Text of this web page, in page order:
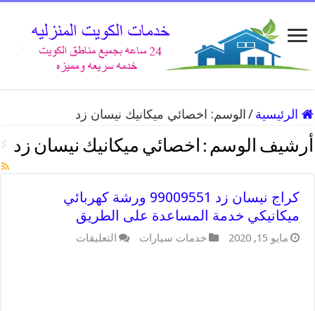
الرئيسية / الوسم: اخصائي ميكانيك نيسان زد
أرشيف الوسم : اخصائي ميكانيك نيسان زد
كراج نيسان زد 99009551 ورشة كهربائي
ميكانيكي خدمة المساعدة على الطريق
مايو 15, 2020 خدمات سيارات التعليقات